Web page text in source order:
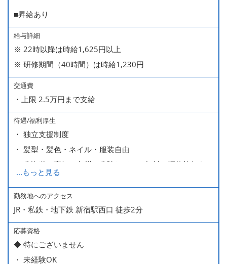
■昇給あり
給与詳細
※ 22時以降は時給1,625円以上
※ 研修期間（40時間）は時給1,230円
交通費
・上限 2.5万円まで支給
待遇/福利厚生
・ 独立支援制度
・ 髪型・髪色・ネイル・服装自由
・ 北海道や高知、九州、北陸などへの無料の研修旅行あり
ます
・ 無料の美味しい まかない食 あり
...もっと見る
勤務地へのアクセス
JR・私鉄・地下鉄 新宿駅西口 徒歩2分
応募資格
◆ 特にございません
・ 未経験OK